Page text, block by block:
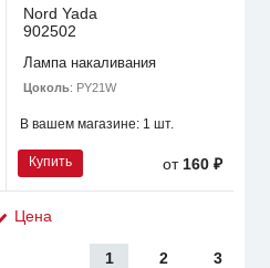
Nord Yada
902502
Лампа накаливания
Цоколь: PY21W
В вашем магазине: 1 шт.
Купить от160 ₽
Цена
1 2 3